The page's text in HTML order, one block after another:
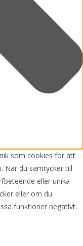
som cookies för att
När du samtycker till
eller unika
eller om du
funktioner negativt.